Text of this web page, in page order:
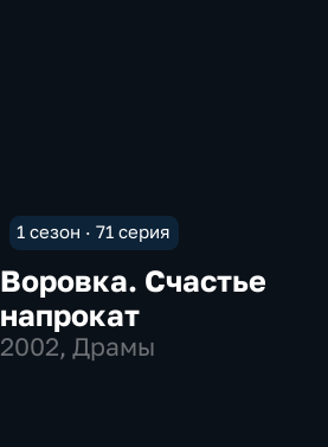
1 сезон · 71 серия
Воровка. Счастье
напрокат
2002, Драмы